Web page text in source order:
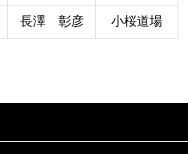
長澤 彰彦 小桜道場